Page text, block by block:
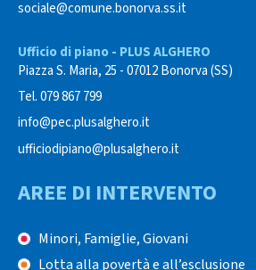
sociale@comune.bonorva.ss.it
Ufficio di piano - PLUS ALGHERO
Piazza S. Maria, 25 - 07012 Bonorva (SS)
Tel. 079 867 799
info@pec.plusalghero.it
ufficiodipiano@plusalghero.it
AREE DI INTERVENTO
Minori, Famiglie, Giovani
Lotta alla povertà e all’esclusione